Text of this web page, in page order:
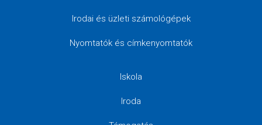
Irodai és üzleti számológépek
Nyomtatók és címkenyomtatók
Iskola
Iroda